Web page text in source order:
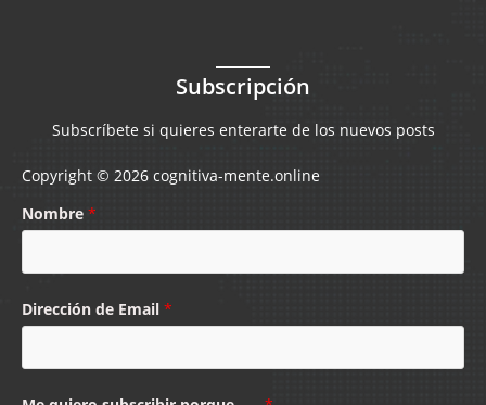
Subscripción
Subscríbete si quieres enterarte de los nuevos posts
Copyright © 2026 cognitiva-mente.online
Nombre *
Dirección de Email *